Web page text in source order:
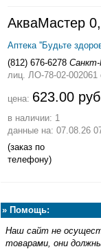
АкваМастер
Аптека ''Будьте
(812) 676-6278 Санкт-
лиц. ЛО-78-02-002061
цена: 623.00
в наличии: 1
данные на: 07.08.26
(заказ по
телефону)
» Помощь:
Наш сайт не
товарами, они